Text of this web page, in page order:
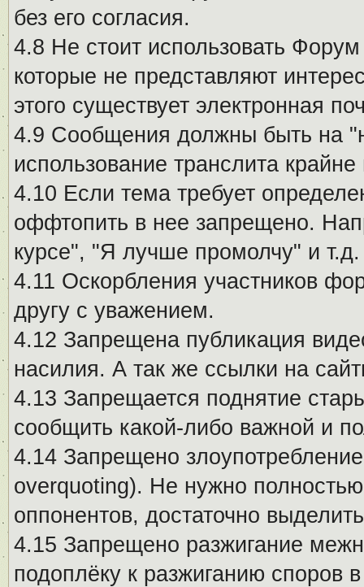
без его согласия.
4.8 Не стоит использовать
которые не представляют
этого существует электронная
4.9 Сообщения должны быть на
использование транслита
4.10 Если тема требует
оффтопить в нее запрещено.
курсе", "Я лучше промолчу" и
4.11 Оскорбления участников
другу с уважением.
4.12 Запрещена публикация
насилия. А так же ссылки на
4.13 Запрещается поднятие
сообщить какой-либо важной и
4.14 Запрещено
overquoting). Не нужно
оппонентов, достаточно
4.15 Запрещено разжигание
подоплёку к разжиганию споров